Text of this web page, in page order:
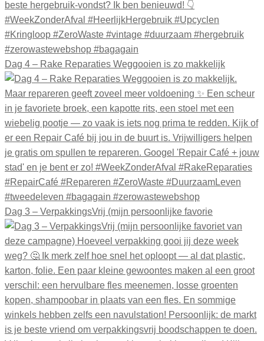
Dag 4 – Rake Reparaties Weggooien is zo makkelijk
Dag 3 – VerpakkingsVrij (mijn persoonlijke favorie